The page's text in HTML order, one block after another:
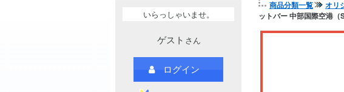
いらっしゃいませ。
ゲスト さん
ログイン
商品分類一覧 オリ
ットバー 中部国際空港（